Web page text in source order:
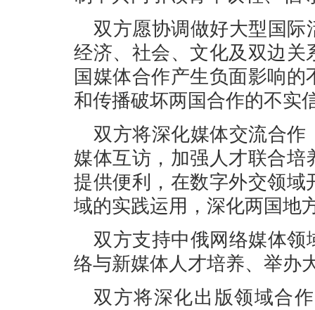
双方愿协调做好大型国际
经济、社会、文化及双边
国媒体合作产生负面影响
和传播破坏两国合作的不实
双方将深化媒体交流合作
媒体互访，加强人才联合
提供便利，在数字外交领
域的实践运用，深化两国地
双方支持中俄网络媒体领
络与新媒体人才培养、举办
双方将深化出版领域合